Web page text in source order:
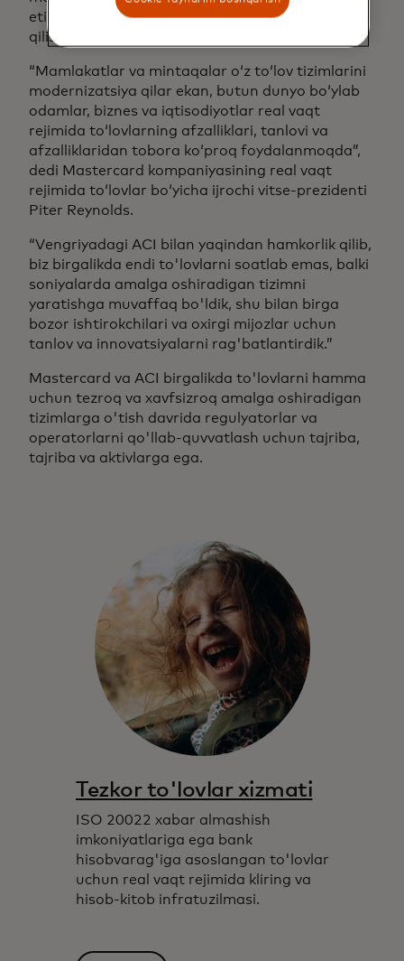
etish bo'yicha strategik hamkorlikni e'lon
qilishdi.
“Mamlakatlar va mintaqalar oʻz toʻlov tizimlarini
modernizatsiya qilar ekan, butun dunyo boʻylab
odamlar, biznes va iqtisodiyotlar real vaqt
rejimida toʻlovlarning afzalliklari, tanlovi va
afzalliklaridan tobora koʻproq foydalanmoqda”,
dedi Mastercard kompaniyasining real vaqt
rejimida toʻlovlar boʻyicha ijrochi vitse-prezidenti
Piter Reynolds.
“Vengriyadagi ACI bilan yaqindan hamkorlik qilib,
biz birgalikda endi to'lovlarni soatlab emas, balki
soniyalarda amalga oshiradigan tizimni
yaratishga muvaffaq bo'ldik, shu bilan birga
bozor ishtirokchilari va oxirgi mijozlar uchun
tanlov va innovatsiyalarni rag'batlantirdik.”
Mastercard va ACI birgalikda to'lovlarni hamma
uchun tezroq va xavfsizroq amalga oshiradigan
tizimlarga o'tish davrida regulyatorlar va
operatorlarni qo'llab-quvvatlash uchun tajriba,
tajriba va aktivlarga ega.
Tezkor to'lovlar xizmati
ISO 20022 xabar almashish
imkoniyatlariga ega bank
hisobvarag'iga asoslangan to'lovlar
uchun real vaqt rejimida kliring va
hisob-kitob infratuzilmasi.